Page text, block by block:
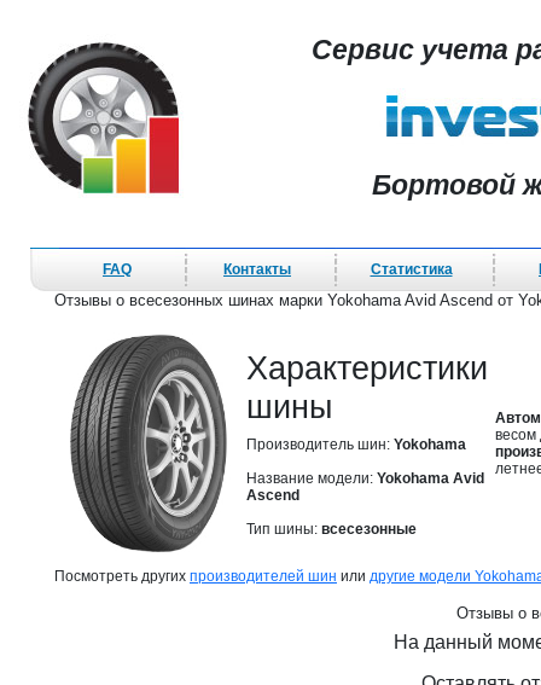
Сервис учета
Бортовой
FAQ Контакты Статистика
Отзывы о всесезонных шинах марки Yokohama Avid Ascend от
Характеристики
шины
Производитель шин: Yokohama
Название модели: Yokohama Avid
Ascend
Тип шины: всесезонные
весом
Посмотреть других производителей шин или другие модели
Отзывы о
На данный